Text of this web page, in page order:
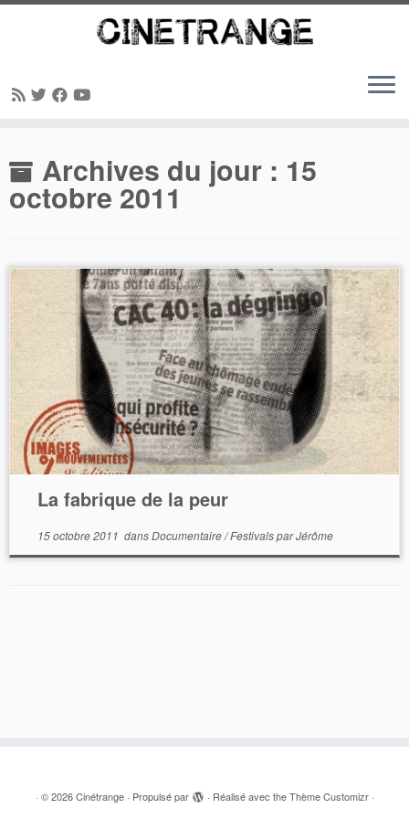
au
contenuArchives du jour : 15
octobre 2011
La fabrique de la peur
15 octobre 2011 dansDocumentaire/FestivalsparJérôme
· © 2026 Cinétrange· Propulsé par · Réalisé avec theThème Customizr·